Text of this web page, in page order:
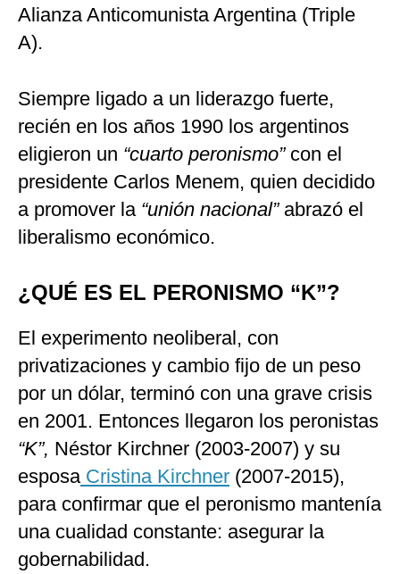
Alianza Anticomunista Argentina (Triple
A).
Siempre ligado a un liderazgo fuerte,
recién en los años 1990 los argentinos
eligieron un “cuarto peronismo” con el
presidente Carlos Menem, quien decidido
a promover la “unión nacional”abrazó el
liberalismo económico.
¿QUÉ ES EL PERONISMO “K”?
El experimento neoliberal, con
privatizaciones y cambio fijo de un peso
por un dólar, terminó con una grave crisis
en 2001. Entonces llegaron los peronistas
“K”, Néstor Kirchner (2003-2007) y su
esposaCristina Kirchner (2007-2015),
para confirmar que el peronismo mantenía
una cualidad constante: asegurar la
gobernabilidad.